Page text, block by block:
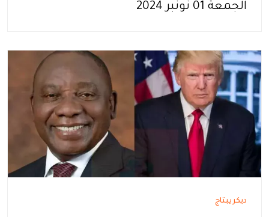
الجمعة 01 نونبر 2024
ديكريبتاج